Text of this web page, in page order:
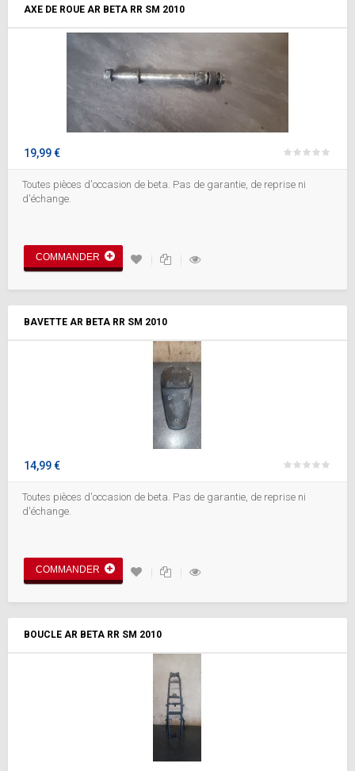
AXE DE ROUE AR BETA RR SM 2010
19,99 €
Toutes pièces d'occasion de beta. Pas de garantie, de reprise ni
d'échange.
COMMANDER
BAVETTE AR BETA RR SM 2010
14,99 €
Toutes pièces d'occasion de beta. Pas de garantie, de reprise ni
d'échange.
COMMANDER
BOUCLE AR BETA RR SM 2010